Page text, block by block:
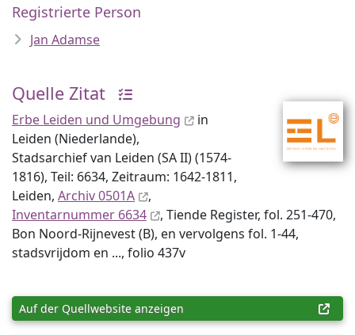
Registrierte Person
Jan Adamse
Quelle Zitat
Erbe Leiden und Umgebung
in
Leiden (Niederlande),
Stadsarchief van Leiden (SA II) (1574-
1816), Teil: 6634, Zeitraum: 1642-1811,
Leiden, Archiv 0501A
,
Inventar­nummer 6634
, Tiende Register, fol. 251-470,
Bon Noord-Rijnevest (B), en vervolgens fol. 1-44,
stadsvrijdom en ..., folio 437v
Auf der Quellwebsite anzeigen